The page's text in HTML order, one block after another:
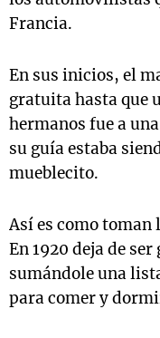
Francia.
En sus inicios, el
gratuita hasta que
hermanos fue a
su guía estaba
mueblecito.
Así es como toman
En 1920 deja de
sumándole una
para comer y